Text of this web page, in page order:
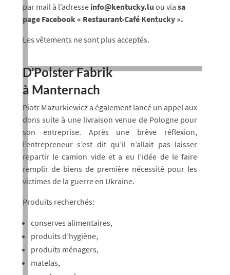
par mail à l’adresse info@kentucky.lu ou via sa
page Facebook « Restaurant-Café Kentucky ».
Les vêtements ne sont plus acceptés.
D’Polster Fabrik
à Manternach
Piotr Mazurkiewicz a également lancé un appel aux
dons suite à une livraison venue de Pologne pour
son entreprise. Après une brève réflexion,
l’entrepreneur s’est dit qu’il n’allait pas laisser
repartir le camion vide et a eu l’idée de le faire
remplir de biens de première nécessité pour les
victimes de la guerre en Ukraine.
Produits recherchés:
conserves alimentaires,
produits d’hygiène,
produits ménagers,
matelas,